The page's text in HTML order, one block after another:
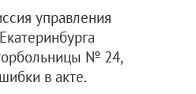
управления
№ 24,
в акте.